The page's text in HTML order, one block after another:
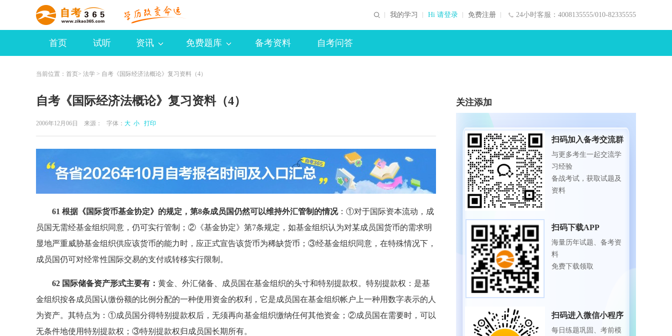
24小时客服：4008135555/010-82335555
我的学习 Hi 请登录 免费注册
首页 试听 资讯 免费题库 备考资料 自考问答
当前位置： 首页> 法学 > 自考《国际经济法概论》复习资料（4）
自考《国际经济法概论》复习资料（4）
2006年12月06日 来源： 字体： 大 小 打印
61 根据《国际货币基金协定》的规定，第8条成员国仍然可以维持外汇管制的情况：①对于国际资本流动，成
员国无需经基金组织同意，仍可实行管制；②《基金协定》第7条规定，如基金组织认为对某成员国货币的需求明
显地严重威胁基金组织供应该货币的能力时，应正式宣告该货币为稀缺货币；③经基金组织同意，在特殊情况下，
成员国仍可对经常性国际交易的支付或转移实行限制。
62 国际储备资产形式主要有： 黄金、外汇储备、成员国在基金组织的头寸和特别提款权。特别提款权：是基
金组织按各成员国认缴份额的比例分配的一种使用资金的权利，它是成员国在基金组织帐户上一种用数字表示的人
为资产。其特点为：①成员国分得特别提款权后，无须再向基金组织缴纳任何其他资金；②成员国在需要时，可以
无条件地使用特别提款权；③特别提款权归成员国长期所有。
关注添加
扫码加入备考交流群
与更多考生一起交流学
习经验
备战考试，获取试题及
资料
扫码下载APP
海量历年试题、备考资
料
免费下载领取
扫码进入微信小程序
每日练题巩固、考前模